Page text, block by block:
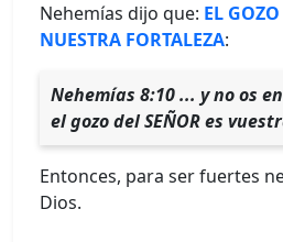
Nehemías dijo que: EL
NUESTRA FORTALEZA:
Nehemías 8:10 ... y no os
el gozo del SEÑOR es
Entonces, para ser fuertes
Dios.